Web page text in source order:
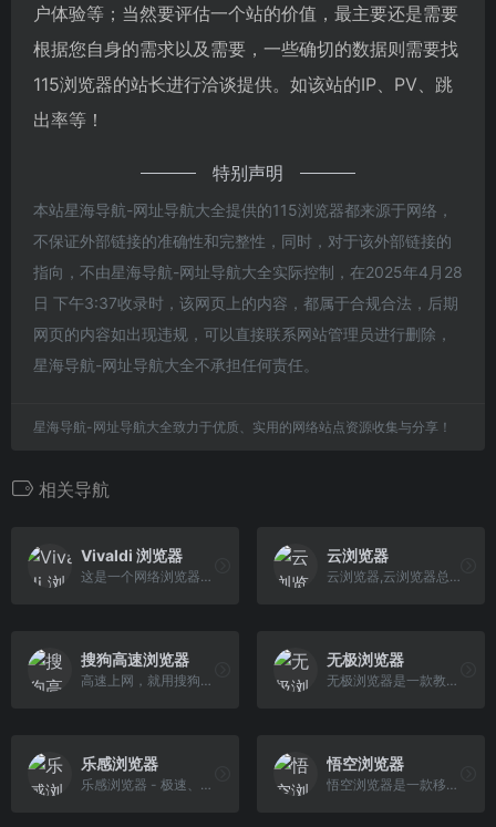
户体验等；当然要评估一个站的价值，最主要还是需要
根据您自身的需求以及需要，一些确切的数据则需要找
115浏览器的站长进行洽谈提供。如该站的IP、PV、跳
出率等！
特别声明
本站星海导航-网址导航大全提供的115浏览器都来源于网络，
不保证外部链接的准确性和完整性，同时，对于该外部链接的
指向，不由星海导航-网址导航大全实际控制，在2025年4月28
日 下午3:37收录时，该网页上的内容，都属于合规合法，后期
网页的内容如出现违规，可以直接联系网站管理员进行删除，
星海导航-网址导航大全不承担任何责任。
星海导航-网址导航大全致力于优质、实用的网络站点资源收集与分享！
相关导航
Vivaldi 浏览器
这是一个网络浏览器。 但是很有趣。 它内置了一系列巧妙的功能-。 它超级灵活，不会跟踪你。 获取适用于桌面或 Android 的 Vivaldi 浏览器！
云浏览器
云浏览器,云浏览器总自动弹出来,云浏览器下载,云浏览器是病毒吗,手机云浏览器总自动弹出来,云浏览器是怎么回事,手机云浏览器怎么删除,云浏览器自动打开,手机总是跳出云浏览器,小米 云浏览器
搜狗高速浏览器
高速上网，就用搜狗高速浏览器！搜狗高速浏览器独创预取引擎技术，引领新的上网速度革命，给您带来秒开网页的超快体验。简洁时尚的界面，为您献上一场美妙的视觉盛宴。9级加速体系、上万套主题皮肤、数千款实用工具、跨平台功能为您打造高速，个性化，功能强劲的双核浏览器。在安全方面，搜狗携手腾讯电脑管家，时刻为您上网保驾护航。
无极浏览器
无极浏览器是一款教学专用免费的极速安全浏览器，专注于教学用户、家庭访问学习使用场景，内置录制软件、录屏软件、直播软件、具有学习考试锁屏、管控等功能，安全干净，绿色纯净，无弹窗广告。
乐感浏览器
乐感浏览器 - 极速、好用、安全的网络浏览器
悟空浏览器
悟空浏览器是一款移动应用程序,通常在手机上使用。